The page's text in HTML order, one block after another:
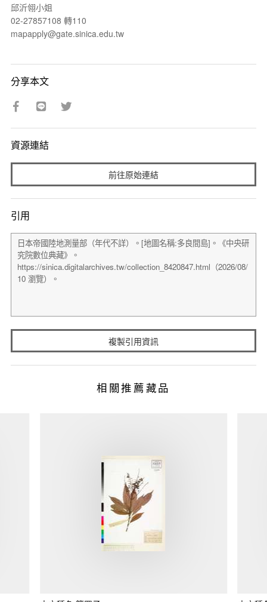
邱沂翎小姐
02-27857108 轉110
mapapply@gate.sinica.edu.tw
分享本文
資源連結
前往原始連結
引用
複製引用資訊
相關推薦藏品